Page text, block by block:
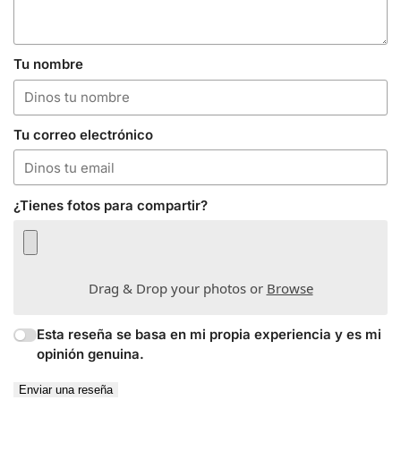
Tu nombre
Tu correo electrónico
¿Tienes fotos para compartir?
Drag & Drop your photos or Browse
Esta reseña se basa en mi propia experiencia y es mi
opinión genuina.
Enviar una reseña